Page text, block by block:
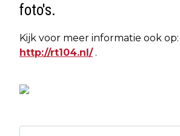
foto's.
Kijk voor meer informatie ook op:
http://rt104.nl/.